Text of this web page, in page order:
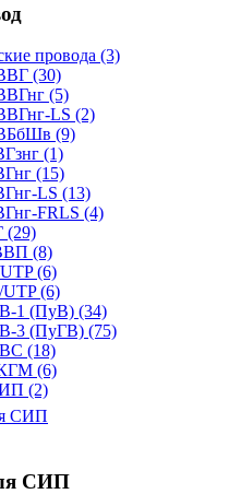
провода (3)
(30)
(5)
LS (2)
(9)
(1)
(15)
LS (13)
FRLS (4)
(29)
(8)
(6)
(6)
1 (ПуВ) (34)
3 (ПуГВ) (75)
(18)
(6)
(2)
СИП
СИП